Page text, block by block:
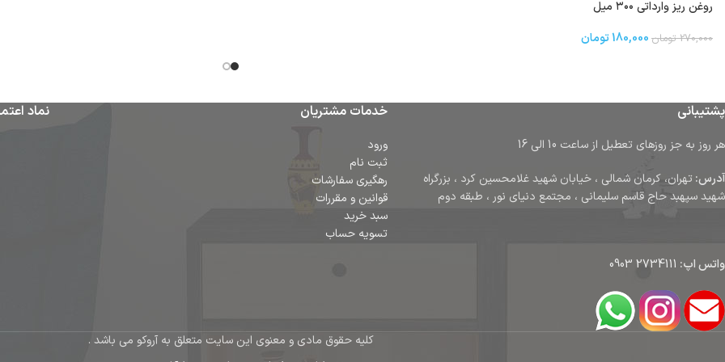
روغن ریز وارداتی ۳۰۰ میل
270,000 تومان 180,000تومان
پشتیبانی
هر روز به جز روزهای تعطیل از ساعت 10 الی 16
آدرس: تهران، کرمان شمالی ، خیابان شهید غلامحسین کرد ، بزرگراه
شهید سپهبد حاج قاسم سلیمانی ، مجتمع دنیای نور ، طبقه دوم
واتس اپ: 2734111 0903
خدمات مشتریان
ورود
ثبت نام
رهگیری سفارشات
قوانین و مقررات
سبد خرید
تسویه حساب
نماد
کلیه حقوق مادی و معنوی این سایت متعلق به آروکو می باشد .